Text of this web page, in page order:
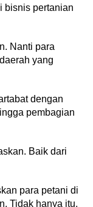
bisnis pertanian
Nanti para
yang
dengan
pembagian
Baik dari
para petani di
Tidak hanya itu,